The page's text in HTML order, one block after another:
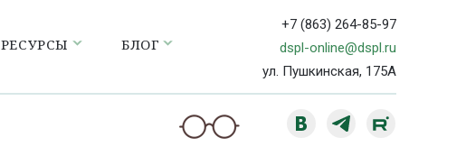
РЕСУРСЫ БЛОГ
+7 (863) 264-85-97
dspl-online@dspl.ru
ул. Пушкинская, 175А